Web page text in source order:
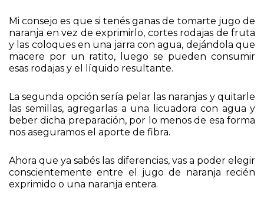
Mi consejo es que si tenés ganas de tomarte jugo de
naranja en vez de exprimirlo, cortes rodajas de fruta
y las coloques en una jarra con agua, dejándola que
macere por un ratito, luego se pueden consumir
La segunda opción sería pelar las naranjas y quitarle
las semillas, agregarlas a una licuadora con agua y
beber dicha preparación, por lo menos de esa forma
Ahora que ya sabés las diferencias, vas a poder elegir
conscientemente entre el jugo de naranja recién